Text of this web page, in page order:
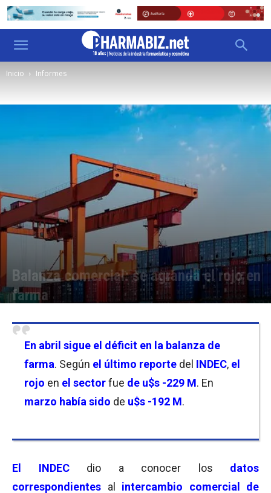
Inicio Informes
Balanza comercial: se agranda el rojo en
farma
En abril sigue el déficit en la balanza de
farma. Según el último reporte del INDEC, el
rojo en el sectorfue de u$s -229 M. En
marzo había sido de u$s -192 M.
El INDEC dio a conocer los datos
correspondientes al intercambio comercial de